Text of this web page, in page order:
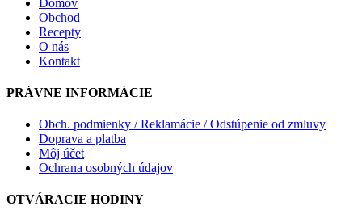
Obchod
Recepty
O nás
Kontakt
PRÁVNE INFORMÁCIE
Obch. podmienky / Reklamácie / Odstúpenie od zmluvy
Doprava a platba
Môj účet
Ochrana osobných údajov
OTVÁRACIE HODINY